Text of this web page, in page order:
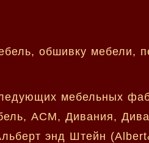
обшивку мебели,
мебельных
АСМ, Дивания,
энд Штейн